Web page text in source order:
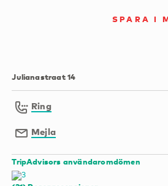
SPARA I
Julianastraat 14
Ring
Mejla
TripAdvisors användaromdömen